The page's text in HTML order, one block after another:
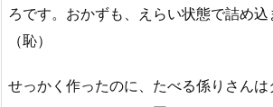
ろです。おかずも、えらい状態で詰め込
（恥）
せっかく作ったのに、たべる係りさん